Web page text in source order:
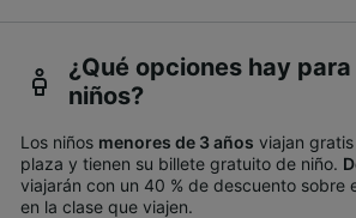
¿Qué opciones hay
niños?
Los niños menores de 3 años viajan gratis
plaza y tienen su billete gratuito de niño.
viajarán con un 40 % de descuento sobre
en la clase que viajen.